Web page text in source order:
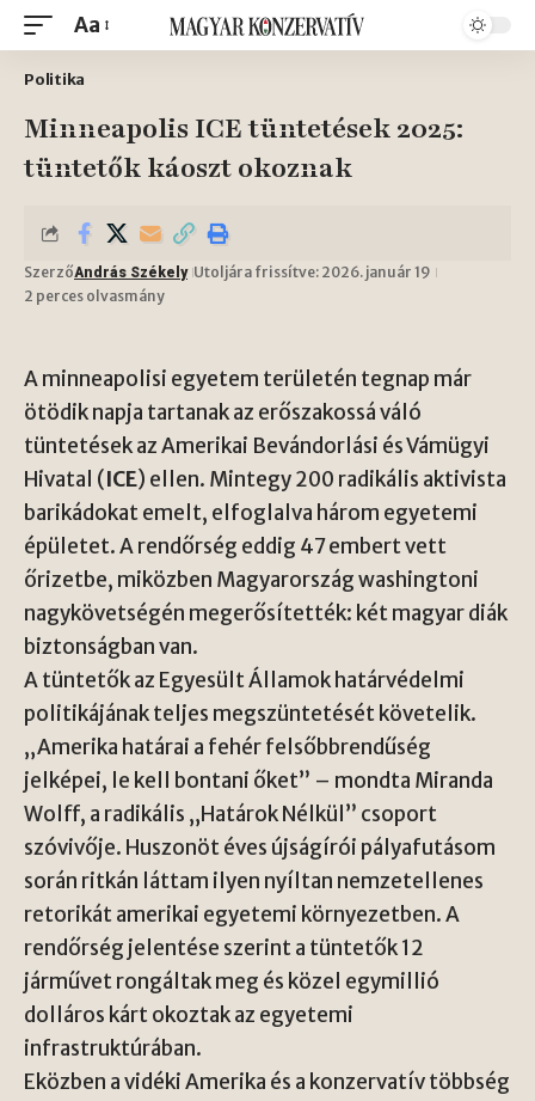
Aa
Politika
Minneapolis ICE tüntetések 2025:
tüntetők káoszt okoznak
SzerzőAndrás Székely Utoljára frissítve: 2026. január 19
2 perces olvasmány
A minneapolisi egyetem területén tegnap már
ötödik napja tartanak az erőszakossá váló
tüntetések az Amerikai Bevándorlási és Vámügyi
Hivatal (ICE) ellen. Mintegy 200 radikális aktivista
barikádokat emelt, elfoglalva három egyetemi
épületet. A rendőrség eddig 47 embert vett
őrizetbe, miközben Magyarország washingtoni
nagykövetségén megerősítették: két magyar diák
biztonságban van.
A tüntetők az Egyesült Államok határvédelmi
politikájának teljes megszüntetését követelik.
„Amerika határai a fehér felsőbbrendűség
jelképei, le kell bontani őket” – mondta Miranda
Wolff, a radikális „Határok Nélkül” csoport
szóvivője. Huszonöt éves újságírói pályafutásom
során ritkán láttam ilyen nyíltan nemzetellenes
retorikát amerikai egyetemi környezetben. A
rendőrség jelentése szerint a tüntetők 12
járművet rongáltak meg és közel egymillió
dolláros kárt okoztak az egyetemi
infrastruktúrában.
Eközben a vidéki Amerika és a konzervatív többség